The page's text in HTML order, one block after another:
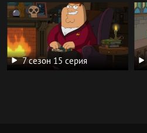
7 сезон 15 серия